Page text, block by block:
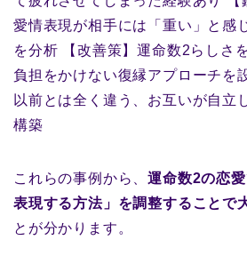
愛情表現が相手には「重い」と感
を分析 【改善策】運命数2らしさ
負担をかけない復縁アプローチを
以前とは全く違う、お互いが自立
構築
これらの事例から、運命数2の恋
表現する方法」を調整することで
とが分かります。